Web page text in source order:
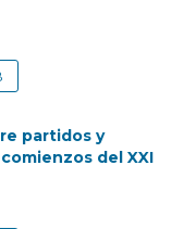
partidos y
del XXI